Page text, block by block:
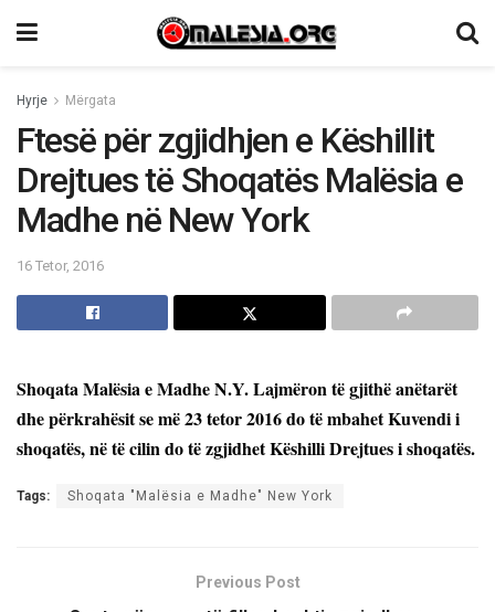
Hyrje Mërgata
Ftesë për zgjidhjen e Këshillit
Drejtues të Shoqatës Malësia e
Madhe në New York
16 Tetor, 2016
Shoqata Malësia e Madhe N.Y. Lajmëron të gjithë anëtarët
dhe përkrahësit se më 23 tetor 2016 do të mbahet Kuvendi i
shoqatës, në të cilin do të zgjidhet Këshilli Drejtues i shoqatës.
Tags: Shoqata "Malësia e Madhe" New York
Previous Post